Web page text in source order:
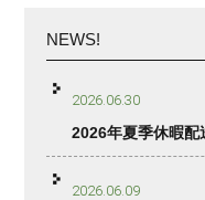
NEWS!
2026.06.30
2026年夏季休暇配
2026.06.09